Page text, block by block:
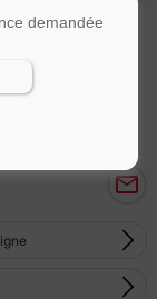
GX
demandée